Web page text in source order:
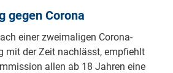
gegen Corona
einer zweimaligen Corona-
mit der Zeit nachlässt, empfiehlt
allen ab 18 Jahren eine